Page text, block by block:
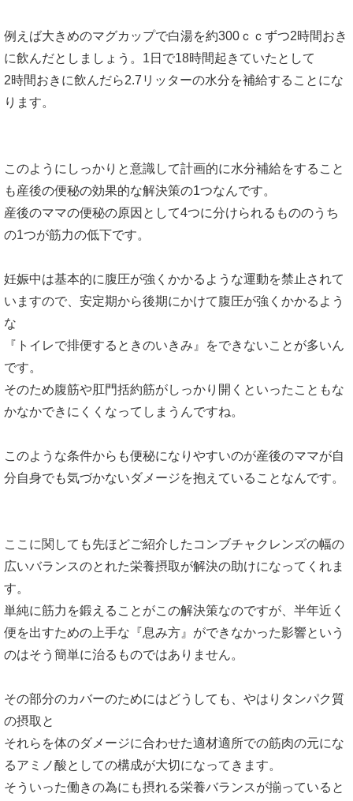
例えば大きめのマグカップで白湯を約300ｃｃずつ2時間おき
に飲んだとしましょう。1日で18時間起きていたとして
2時間おきに飲んだら2.7リッターの水分を補給することにな
ります。
このようにしっかりと意識して計画的に水分補給をすること
も産後の便秘の効果的な解決策の1つなんです。
産後のママの便秘の原因として4つに分けられるもののうち
の1つが筋力の低下です。
妊娠中は基本的に腹圧が強くかかるような運動を禁止されて
いますので、安定期から後期にかけて腹圧が強くかかるよう
な
『トイレで排便するときのいきみ』をできないことが多いん
です。
そのため腹筋や肛門括約筋がしっかり開くといったこともな
かなかできにくくなってしまうんですね。
このような条件からも便秘になりやすいのが産後のママが自
分自身でも気づかないダメージを抱えていることなんです。
ここに関しても先ほどご紹介したコンブチャクレンズの幅の
広いバランスのとれた栄養摂取が解決の助けになってくれま
す。
単純に筋力を鍛えることがこの解決策なのですが、半年近く
便を出すための上手な『息み方』ができなかった影響という
のはそう簡単に治るものではありません。
その部分のカバーのためにはどうしても、やはりタンパク質
の摂取と
それらを体のダメージに合わせた適材適所での筋肉の元にな
るアミノ酸としての構成が大切になってきます。
そういった働きの為にも摂れる栄養バランスが揃っていると